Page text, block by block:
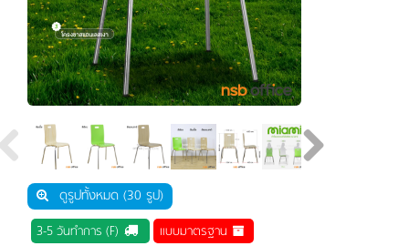
ดูรูปทั้งหมด (30 รูป)
3-5 วันทำการ (F) แบบมาตรฐาน